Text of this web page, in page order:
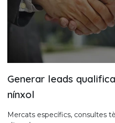
Generar leads
nínxol
Mercats específics, consultes